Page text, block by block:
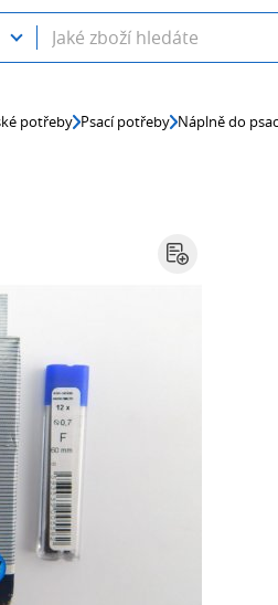
potřeby Psací potřeby Náplně do